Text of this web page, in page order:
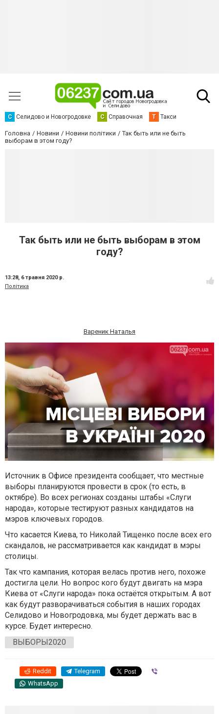
С Селидово и Новогродовке С Справочная Т Такси
Головна Новини Новини політики
Так быть или не быть
выборам в этом году?
Так быть или не быть выборам в этом
году?
13:28, 6 травня 2020 р.
Політика
Вареник Наталья
Источник в Офисе президента сообщает, что местные
выборы планируются провести в срок (то есть, в
октябре). Во всех регионах созданы штабы «Слуги
народа», которые тестируют разных кандидатов на
мэров ключевых городов.
Что касается Киева, то Николай Тищенко после всех его
скандалов, не рассматривается как кандидат в мэры
столицы.
Так что кампания, которая велась против него, похоже
достигла цели. Но вопрос кого будут двигать на мэра
Киева от «Слуги народа» пока остаётся открытым. А вот
как будут разворачиваться события в наших городах
Селидово и Новогродовка, мы будет держать вас в
курсе. Будет интересно.
ВЫБОРЫ2020
Reddit Telegram
WhatsApp